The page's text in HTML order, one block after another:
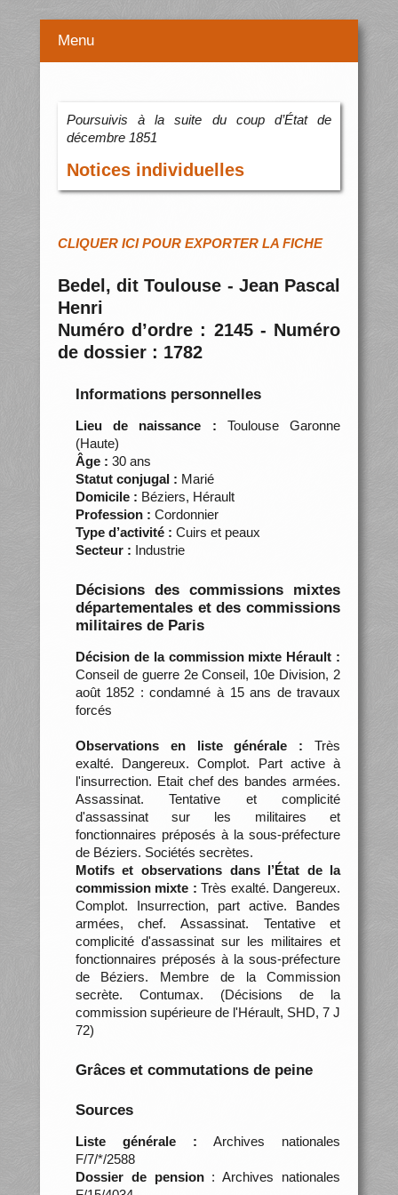
Menu
Poursuivis à la suite du coup d’État de
décembre 1851
Notices individuelles
CLIQUER ICI POUR EXPORTER LA FICHE
Bedel, dit Toulouse - Jean Pascal
Henri
Numéro d’ordre : 2145 - Numéro
de dossier : 1782
Informations personnelles
Lieu de naissance : Toulouse Garonne
(Haute)
Âge : 30 ans
Statut conjugal : Marié
Domicile : Béziers, Hérault
Profession : Cordonnier
Type d’activité : Cuirs et peaux
Secteur : Industrie
Décisions des commissions mixtes
départementales et des commissions
militaires de Paris
Décision de la commission mixte Hérault :
Conseil de guerre 2e Conseil, 10e Division, 2
août 1852 : condamné à 15 ans de travaux
forcés
Observations en liste générale : Très
exalté. Dangereux. Complot. Part active à
l'insurrection. Etait chef des bandes armées.
Assassinat. Tentative et complicité
d'assassinat sur les militaires et
fonctionnaires préposés à la sous-préfecture
de Béziers. Sociétés secrètes.
Motifs et observations dans l’État de la
commission mixte : Très exalté. Dangereux.
Complot. Insurrection, part active. Bandes
armées, chef. Assassinat. Tentative et
complicité d'assassinat sur les militaires et
fonctionnaires préposés à la sous-préfecture
de Béziers. Membre de la Commission
secrète. Contumax. (Décisions de la
commission supérieure de l'Hérault, SHD, 7 J
72)
Grâces et commutations de peine
Sources
Liste générale : Archives nationales
F/7/*/2588
Dossier de pension: Archives nationales